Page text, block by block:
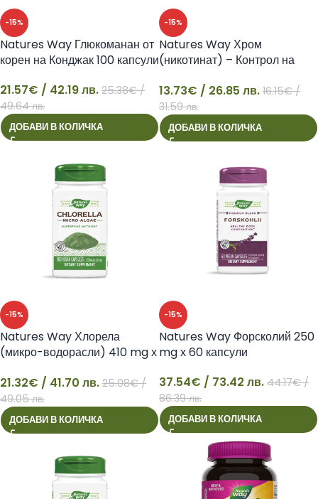
-15%
21
Natures Way Глюкоманан от
корен на Конджак 100 капсули
21.57€ / 42.19 лв. 25.38€/
49.64 лв.
ДОБАВИ В КОЛИЧКА
-15%
13
Natures Way Хром
(никотинат) – Контрол на
капсули
13.73€ / 26.85 лв. 16.15€/
31.59 лв.
ДОБАВИ В КОЛИЧКА
-15%
21
Natures Way Хлорела
(микро-водорасли) 410 mg х
21.32€ / 41.70 лв. 25.08€/
49.05 лв.
ДОБАВИ В КОЛИЧКА
-15%
37
Natures Way Форсколий 250
mg х 60 капсули
37.54€ / 73.42 лв. 44.17€/
86.39 лв.
ДОБАВИ В КОЛИЧКА